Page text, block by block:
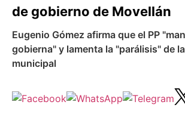
de gobierno de Movellán
Eugenio Gómez afirma que el PP
gobierna" y lamenta la "parálisis" de
municipal